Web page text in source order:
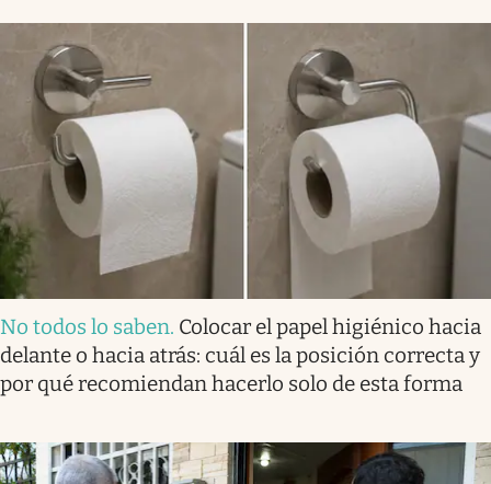
No todos lo saben. Colocar el papel higiénico hacia
delante o hacia atrás: cuál es la posición correcta y
por qué recomiendan hacerlo solo de esta forma